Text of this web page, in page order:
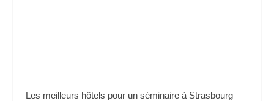
Les meilleurs hôtels pour un séminaire à Strasbourg